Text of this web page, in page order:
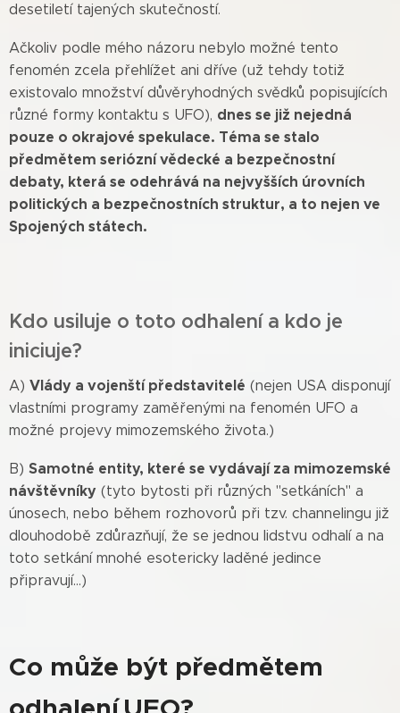
desetiletí tajených skutečností.
Ačkoliv podle mého názoru nebylo možné tento
fenomén zcela přehlížet ani dříve (už tehdy totiž
existovalo množství důvěryhodných svědků popisujících
různé formy kontaktu s UFO), dnes se již nejedná
pouze o okrajové spekulace. Téma se stalo
předmětem seriózní vědecké a bezpečnostní
debaty, která se odehrává na nejvyšších úrovních
politických a bezpečnostních struktur, a to nejen ve
Spojených státech.
Kdo usiluje o toto odhalení a kdo je
iniciuje?
A) Vlády a vojenští představitelé (nejen USA disponují
vlastními programy zaměřenými na fenomén UFO a
možné projevy mimozemského života.)
B) Samotné entity, které se vydávají za mimozemské
návštěvníky (tyto bytosti při různých "setkáních" a
únosech, nebo během rozhovorů při tzv. channelingu již
dlouhodobě zdůrazňují, že se jednou lidstvu odhalí a na
toto setkání mnohé esotericky laděné jedince
připravují...)
Co může být předmětem